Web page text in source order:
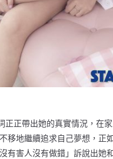
正正帶出她的真實情況，在
移地繼續追求自己夢想，正
沒有害人沒有做錯」訴說出她